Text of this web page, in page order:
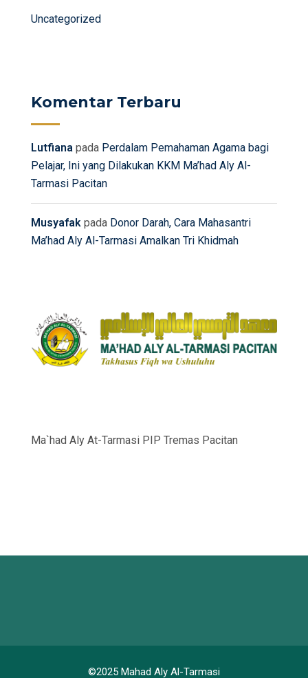
Uncategorized
Komentar Terbaru
Lutfiana pada Perdalam Pemahaman Agama bagi
Pelajar, Ini yang Dilakukan KKM Ma’had Aly Al-
Tarmasi Pacitan
Musyafak pada Donor Darah, Cara Mahasantri
Ma’had Aly Al-Tarmasi Amalkan Tri Khidmah
Ma`had Aly At-Tarmasi PIP Tremas Pacitan
©2025 Mahad Aly Al-Tarmasi